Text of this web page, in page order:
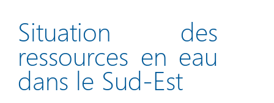
Compétences
Contact
Innovation
Situation des
ressources en eau
dans le Sud-Est